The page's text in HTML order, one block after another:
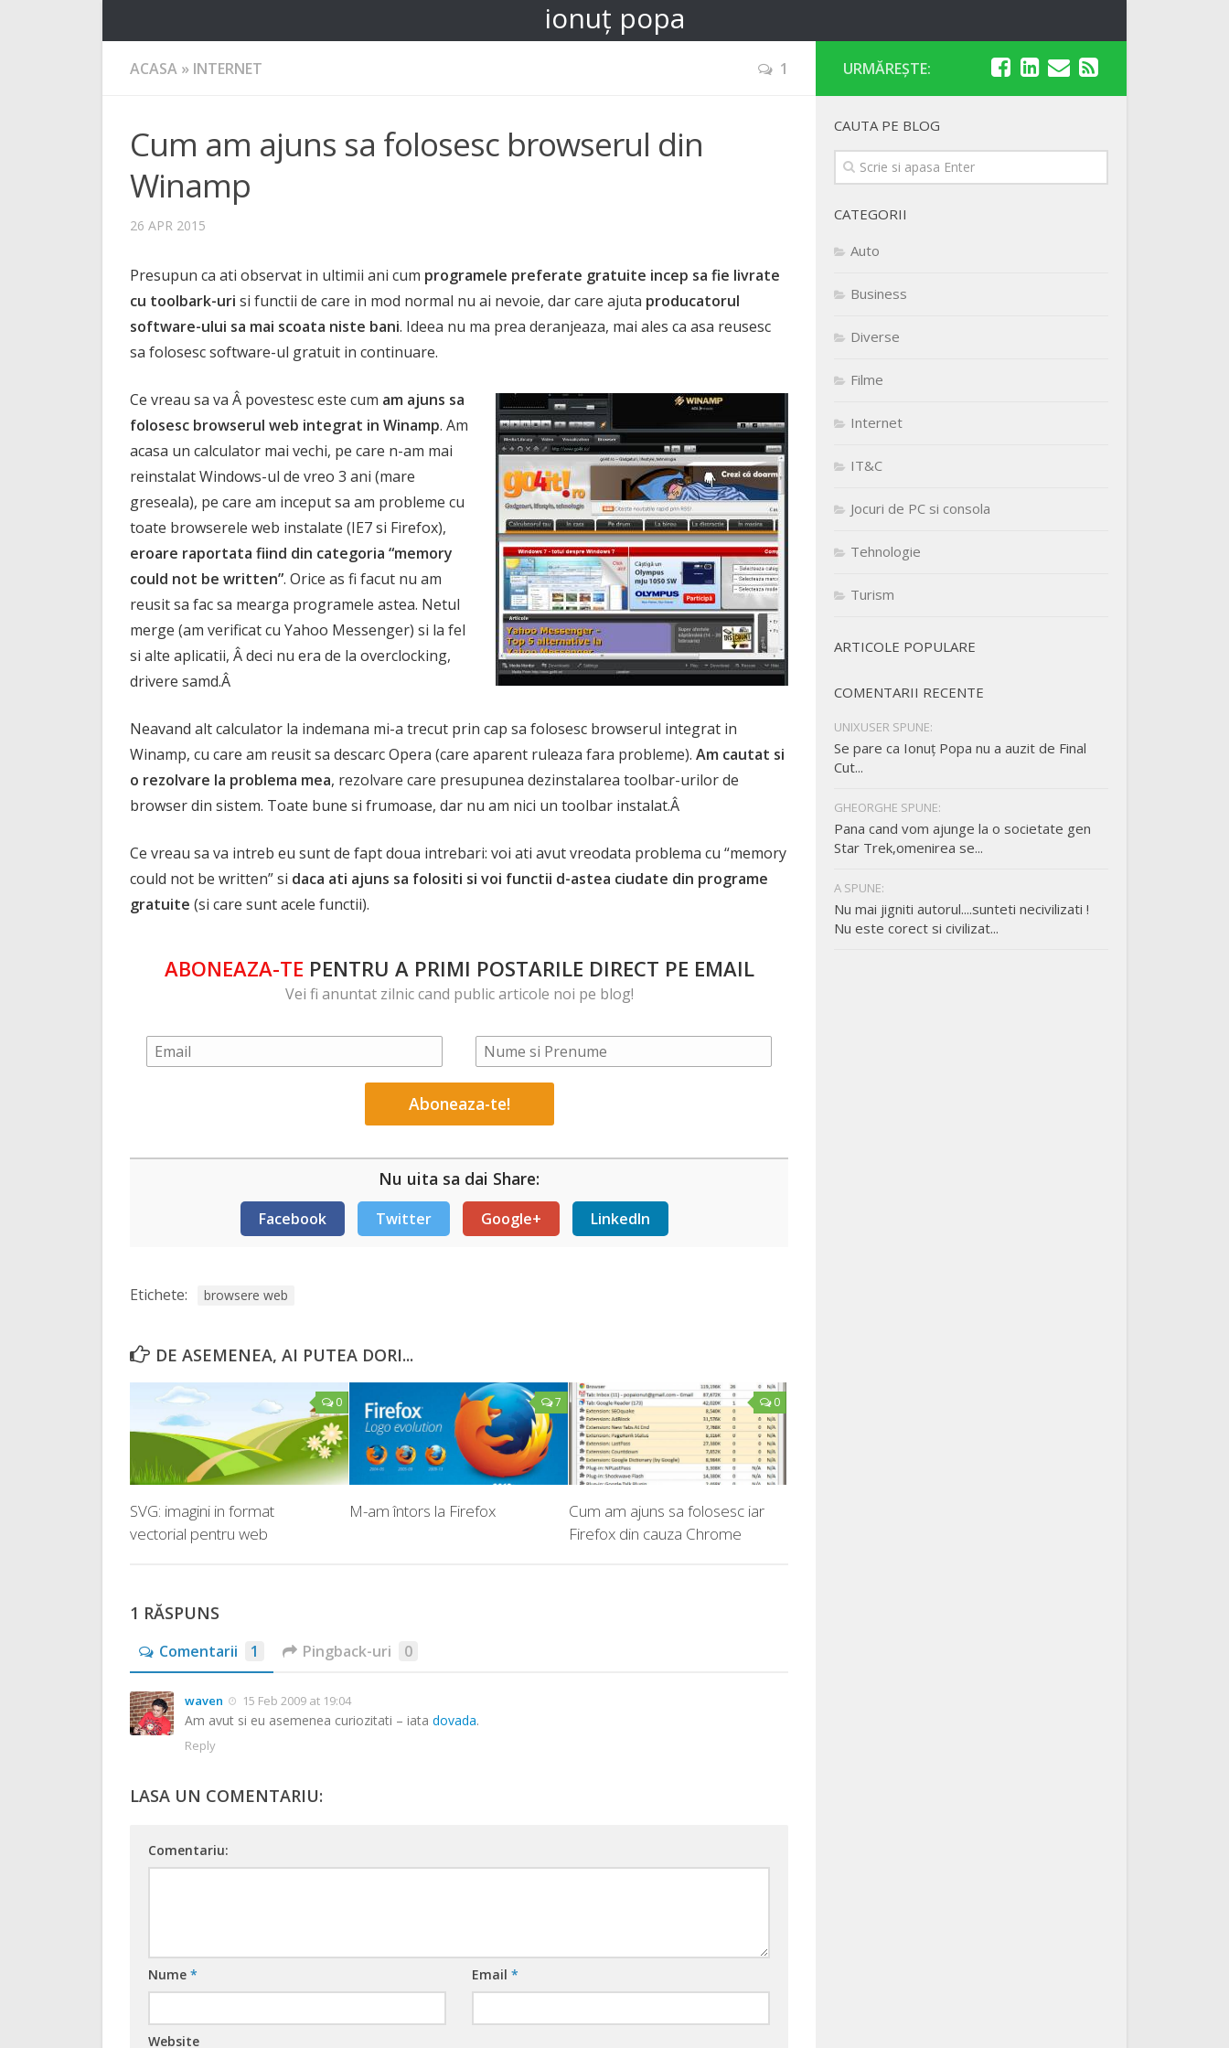
ionuț popa
ACASA » INTERNET 1
Cum am ajuns sa folosesc browserul din
Winamp
26 APR 2015
Presupun ca ati observat in ultimii ani cum programele preferate gratuite incep sa fie livrate
cu toolbark-uri si functii de care in mod normal nu ai nevoie, dar care ajuta producatorul
software-ului sa mai scoata niste bani. Ideea nu ma prea deranjeaza, mai ales ca asa reusesc
sa folosesc software-ul gratuit in continuare.
Ce vreau sa va Â povestesc este cum am ajuns sa
folosesc browserul web integrat in Winamp. Am
acasa un calculator mai vechi, pe care n-am mai
reinstalat Windows-ul de vreo 3 ani (mare
greseala), pe care am inceput sa am probleme cu
toate browserele web instalate (IE7 si Firefox),
eroare raportata fiind din categoria “memory
could not be written”. Orice as fi facut nu am
reusit sa fac sa mearga programele astea. Netul
merge (am verificat cu Yahoo Messenger) si la fel
si alte aplicatii, Â deci nu era de la overclocking,
drivere samd.Â
Neavand alt calculator la indemana mi-a trecut prin cap sa folosesc browserul integrat in
Winamp, cu care am reusit sa descarc Opera (care aparent ruleaza fara probleme). Am cautat si
o rezolvare la problema mea, rezolvare care presupunea dezinstalarea toolbar-urilor de
browser din sistem. Toate bune si frumoase, dar nu am nici un toolbar instalat.Â
Ce vreau sa va intreb eu sunt de fapt doua intrebari: voi ati avut vreodata problema cu “memory
could not be written” si daca ati ajuns sa folositi si voi functii d-astea ciudate din programe
gratuite (si care sunt acele functii).
ABONEAZA-TE PENTRU A PRIMI POSTARILE DIRECT PE EMAIL
Vei fi anuntat zilnic cand public articole noi pe blog!
Nu uita sa dai Share:
Facebook Twitter Google+ LinkedIn
Etichete: browsere web
DE ASEMENEA, AI PUTEA DORI...
0
SVG: imagini in format
vectorial pentru web
7
M-am întors la Firefox
0
Cum am ajuns sa folosesc iar
Firefox din cauza Chrome
1 RĂSPUNS
Comentarii 1 Pingback-uri 0
waven 15 Feb 2009 at 19:04
Am avut si eu asemenea curiozitati – iata dovada.
Reply
LASA UN COMENTARIU:
Comentariu:
Nume * Email *
Website
URMĂREȘTE:
CAUTA PE BLOG
CATEGORII
Auto
Business
Diverse
Filme
Internet
IT&C
Jocuri de PC si consola
Tehnologie
Turism
ARTICOLE POPULARE
COMENTARII RECENTE
UNIXUSER SPUNE:
Se pare ca Ionuț Popa nu a auzit de Final
Cut...
GHEORGHE SPUNE:
Pana cand vom ajunge la o societate gen
Star Trek,omenirea se...
A SPUNE:
Nu mai jigniti autorul....sunteti necivilizati !
Nu este corect si civilizat...